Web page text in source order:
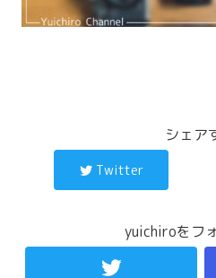
シェア
Twitter
yuichiroをフ